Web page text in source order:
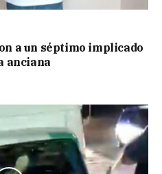
a un séptimo implicado
anciana